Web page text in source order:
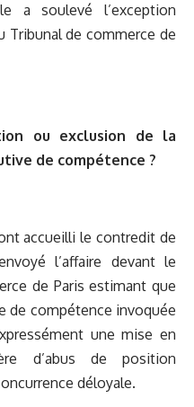
a soulevé l’exception
Tribunal de commerce de
ou exclusion de la
de compétence ?
accueilli le contredit de
l’affaire devant le
de Paris estimant que
de compétence invoquée
une mise en
d’abus de position
déloyale.